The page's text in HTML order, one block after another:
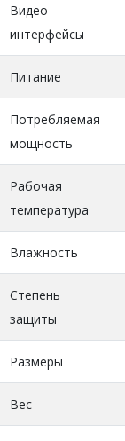
Видео
интерфейсы
Питание
Потребляемая
мощность
Рабочая
температура
Влажность
Степень
защиты
Размеры
Вес